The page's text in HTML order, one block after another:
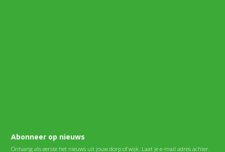
Abonneer op nieuws
Ontvang als eerste het nieuws uit jouw dorp of wijk. Laat je e-mail adres achter.